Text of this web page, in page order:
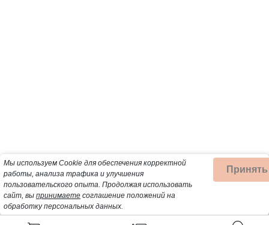
Мы используем Cookie для обеспечения корректной
работы, анализа трафика и улучшения
пользовательского опыта. Продолжая использовать
сайт, вы принимаете соглашение положений на
обработку персональных данных.
Принять